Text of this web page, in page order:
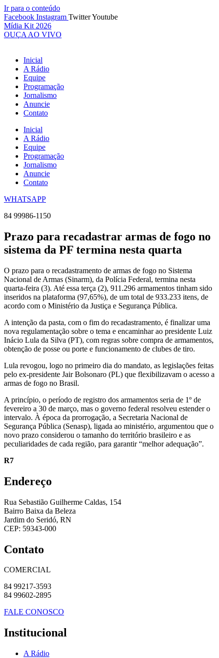
Ir para o conteúdo
Facebook Instagram TwitterYoutube
Mídia Kit 2026
OUÇA AO VIVO
Inicial
A Rádio
Equipe
Programação
Jornalismo
Anuncie
Contato
Inicial
A Rádio
Equipe
Programação
Jornalismo
Anuncie
Contato
WHATSAPP
84 99986-1150
Prazo para recadastrar armas de fogo no
sistema da PF termina nesta quarta
O prazo para o recadastramento de armas de fogo no Sistema
Nacional de Armas (Sinarm), da Polícia Federal, termina nesta
quarta-feira (3). Até essa terça (2), 911.296 armamentos tinham sido
inseridos na plataforma (97,65%), de um total de 933.233 itens, de
acordo com o Ministério da Justiça e Segurança Pública.
A intenção da pasta, com o fim do recadastramento, é finalizar uma
nova regulamentação sobre o tema e encaminhar ao presidente Luiz
Inácio Lula da Silva (PT), com regras sobre compra de armamentos,
obtenção de posse ou porte e funcionamento de clubes de tiro.
Lula revogou, logo no primeiro dia do mandato, as legislações feitas
pelo ex-presidente Jair Bolsonaro (PL) que flexibilizavam o acesso a
armas de fogo no Brasil.
A princípio, o período de registro dos armamentos seria de 1º de
fevereiro a 30 de março, mas o governo federal resolveu estender o
intervalo. À época da prorrogação, a Secretaria Nacional de
Segurança Pública (Senasp), ligada ao ministério, argumentou que o
novo prazo considerou o tamanho do território brasileiro e as
peculiaridades de cada região, para garantir “melhor adequação”.
R7
Endereço
Rua Sebastião Guilherme Caldas, 154
Bairro Baixa da Beleza
Jardim do Seridó, RN
CEP: 59343-000
Contato
COMERCIAL
84 99217-3593
84 99602-2895
FALE CONOSCO
Institucional
A Rádio